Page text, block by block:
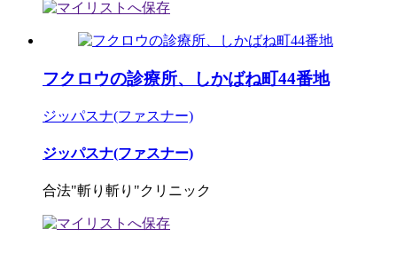
フクロウの診療所、しかばね町44番地
ジッパスナ(ファスナー)
ジッパスナ(ファスナー)
合法"斬り斬り"クリニック